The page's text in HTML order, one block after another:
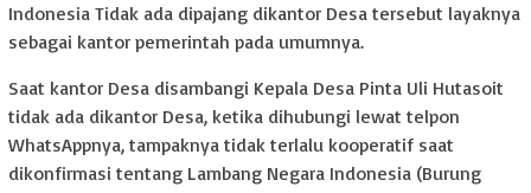
Indonesia Tidak ada dipajang dikantor Desa tersebut layaknya
sebagai kantor pemerintah pada umumnya.
Saat kantor Desa disambangi Kepala Desa Pinta Uli Hutasoit
tidak ada dikantor Desa, ketika dihubungi lewat telpon
WhatsAppnya, tampaknya tidak terlalu kooperatif saat
dikonfirmasi tentang Lambang Negara Indonesia (Burung